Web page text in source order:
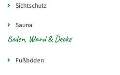
Sichtschutz
Sauna
Boden, Wand & Decke
Fußböden